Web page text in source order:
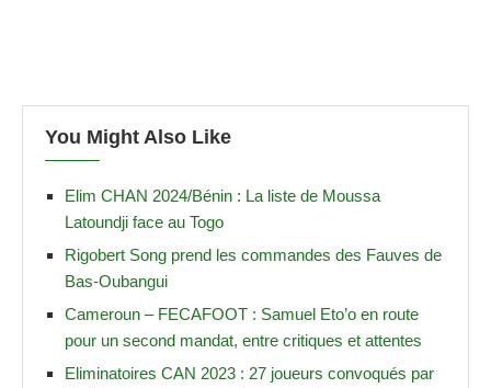
You Might Also Like
Elim CHAN 2024/Bénin : La liste de Moussa
Latoundji face au Togo
Rigobert Song prend les commandes des Fauves de
Bas-Oubangui
Cameroun – FECAFOOT : Samuel Eto’o en route
pour un second mandat, entre critiques et attentes
Eliminatoires CAN 2023 : 27 joueurs convoqués par